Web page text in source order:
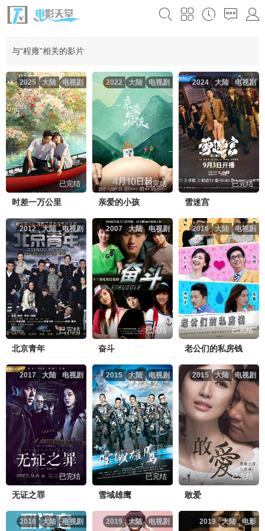
与“程雍”相关的影片
电视剧
大陆
2025
已完结
时差一万公里
电视剧
大陆
2022
已完结
亲爱的小孩
电视剧
大陆
2024
已完结
雪迷宫
电视剧
大陆
2012
已完结
北京青年
电视剧
大陆
2007
已完结
奋斗
电视剧
大陆
2016
已完结
老公们的私房钱
电视剧
大陆
2017
已完结
无证之罪
电视剧
大陆
2015
已完结
雪域雄鹰
电视剧
大陆
2015
已完结
敢爱
电视剧
大陆
2016 电视剧
大陆
2019 电影
大陆
2019